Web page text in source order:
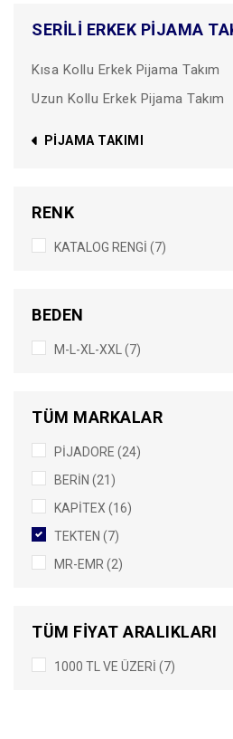
SERILI ERKEK PIJAMA
Kısa Kollu Erkek Pijama Takım
Uzun Kollu Erkek Pijama Takım
PIJAMA TAKIMI
RENK
KATALOG RENGİ (7)
BEDEN
M-L-XL-XXL (7)
TÜM MARKALAR
PİJADORE (24)
BERİN (21)
KAPİTEX (16)
TEKTEN (7)
MR-EMR (2)
TÜM FIYAT ARALIKLARI
1000 TL VE ÜZERI (7)